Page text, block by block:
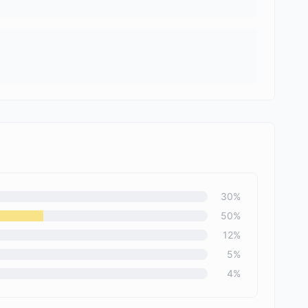
30%
50%
12%
5%
4%